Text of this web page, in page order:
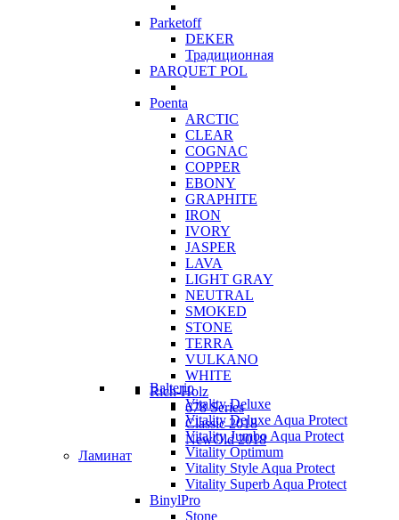
Parketoff
DEKER
Традиционная
PARQUET POL
Poenta
ARCTIC
CLEAR
COGNAC
COPPER
EBONY
GRAPHITE
IRON
IVORY
JASPER
LAVA
LIGHT GRAY
NEUTRAL
SMOKED
STONE
TERRA
VULKANO
WHITE
Rich-Holz
678 Series
Classic 2018
NewOld 2018
Ламинат
Balterio
Vitality Deluxe
Vitality Deluxe Aqua Protect
Vitality Jumbo Aqua Protect
Vitality Optimum
Vitality Style Aqua Protect
Vitality Superb Aqua Protect
BinylPro
Stone